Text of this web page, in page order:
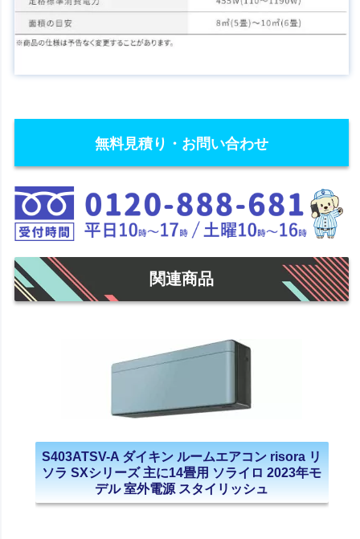
無料見積り・お問い合わせ
関連商品
S403ATSV-A ダイキン ルームエアコン risora リ
ソラ SXシリーズ 主に14畳用 ソライロ 2023年モ
デル 室外電源 スタイリッシュ